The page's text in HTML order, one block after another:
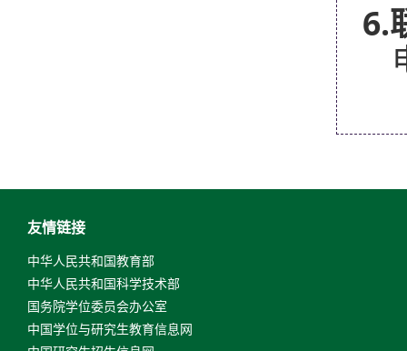
6.
友情链接
中华人民共和国教育部
中华人民共和国科学技术部
国务院学位委员会办公室
中国学位与研究生教育信息网